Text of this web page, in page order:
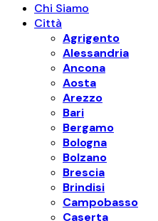
Chi Siamo
Città
Agrigento
Alessandria
Ancona
Aosta
Arezzo
Bari
Bergamo
Bologna
Bolzano
Brescia
Brindisi
Campobasso
Caserta